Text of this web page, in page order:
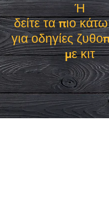
Ή
δείτε τα πιο
για οδηγίες
με κιτ